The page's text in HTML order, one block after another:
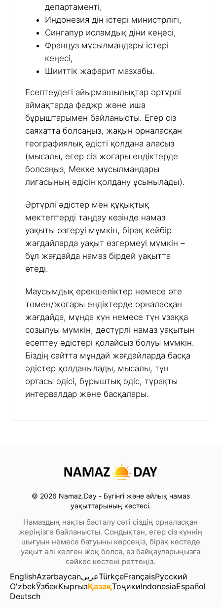
департаменті,
Индонезия дін істері министрлігі,
Сингапур исламдық діни кеңесі,
Француз мұсылмандары істері
кеңесі,
Шииттік жафарит мазхабы.
Есептеудегі айырмашылықтар әртүрлі
аймақтарда фаджр және иша
бұрыштарымен байланысты. Егер сіз
саяхатта болсаңыз, жақын орналасқан
географиялық әдісті қолдана аласыз
(мысалы, егер сіз жоғары ендіктерде
болсаңыз, Мекке мұсылмандары
лигасының әдісін қолдану ұсынылады).
Әртүрлі әдістер мен құқықтық
мектептерді таңдау кезінде намаз
уақыты өзгеруі мүмкін, бірақ кейбір
жағдайларда уақыт өзгермеуі мүмкін –
бұл жағдайда намаз бірдей уақытта
өтеді.
Маусымдық ерекшеліктер немесе өте
төмен/жоғары ендіктерде орналасқан
жағдайда, мұнда күн немесе түн ұзаққа
созылуы мүмкін, дәстүрлі намаз уақытын
есептеу әдістері қолайсыз болуы мүмкін.
Біздің сайтта мұндай жағдайларда басқа
әдістер қолданылады, мысалы, түн
ортасы әдісі, бұрыштық әдіс, тұрақты
интервалдар және басқалары.
© 2026 Namaz.Day - Бүгінгі және айлық намаз
уақыттарының кестесі.
Намаздың нақты басталу сәті сіздің орналасқан
жеріңізге байланысты. Сондықтан, егер сіз күннің
шығуын немесе батуыны көрсеңіз, бірақ кестеде
уақыт әлі келген жоқ болса, өз байқауларыңызға
сәйкес кестені реттеңіз.
EnglishAzərbaycanعربيTürkçeFrançaisРусский
O'zbekЎзбекКыргызҚазақТоҷикиIndonesiaEspañol
Deutsch